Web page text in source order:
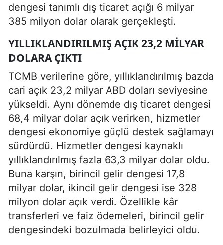
dengesi tanımlı dış ticaret açığı 6 milyar
385 milyon dolar olarak gerçekleşti.
YILLIKLANDIRILMIŞ AÇIK 23,2 MILYAR
DOLARA ÇIKTI
TCMB verilerine göre, yıllıklandırılmış bazda
cari açık 23,2 milyar ABD doları seviyesine
yükseldi. Aynı dönemde dış ticaret dengesi
68,4 milyar dolar açık verirken, hizmetler
dengesi ekonomiye güçlü destek sağlamayı
sürdürdü. Hizmetler dengesi kaynaklı
yıllıklandırılmış fazla 63,3 milyar dolar oldu.
Buna karşın, birincil gelir dengesi 17,8
milyar dolar, ikincil gelir dengesi ise 328
milyon dolar açık verdi. Özellikle kâr
transferleri ve faiz ödemeleri, birincil gelir
dengesindeki bozulmada belirleyici oldu.